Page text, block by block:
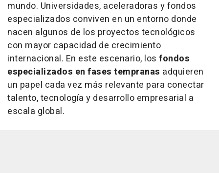
mundo. Universidades, aceleradoras y fondos
especializados conviven en un entorno donde
nacen algunos de los proyectos tecnológicos
con mayor capacidad de crecimiento
internacional. En este escenario, los fondos
especializados en fases tempranas adquieren
un papel cada vez más relevante para conectar
talento, tecnología y desarrollo empresarial a
escala global.